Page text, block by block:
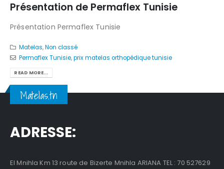
Présentation de Permaflex Tunisie
Présentation Permaflex Tunisie
Matelas,Non classé
Permaflex Tunisie,prix matelas orthopédique tunisie
READ MORE...
Matelas.tn
ADRESSE:
El Mnihla Km 13 route de Bizerte Mnihla ARIANA TEL : 70 527629